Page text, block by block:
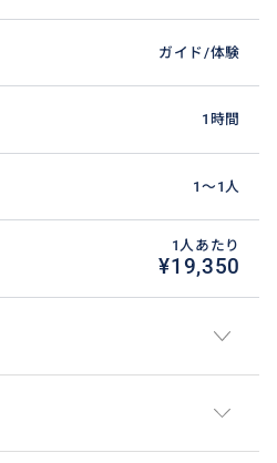
さ、腰など気になる部分に
ガイド/体験
1時間
1〜1人
1人あたり
¥19,350